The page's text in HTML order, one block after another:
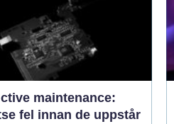
maintenance:
fel innan de uppstår